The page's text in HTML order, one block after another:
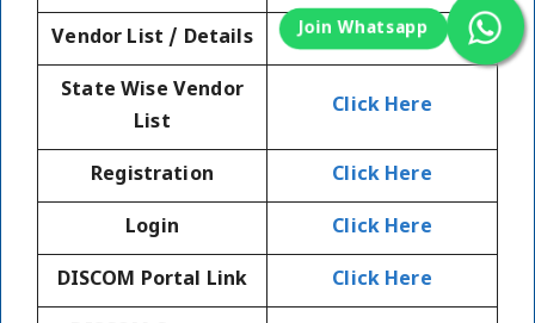
Vendor List / Details Click Here
State Wise Vendor
List
Click Here
Registration Click Here
Login Click Here
DISCOM Portal Link Click Here